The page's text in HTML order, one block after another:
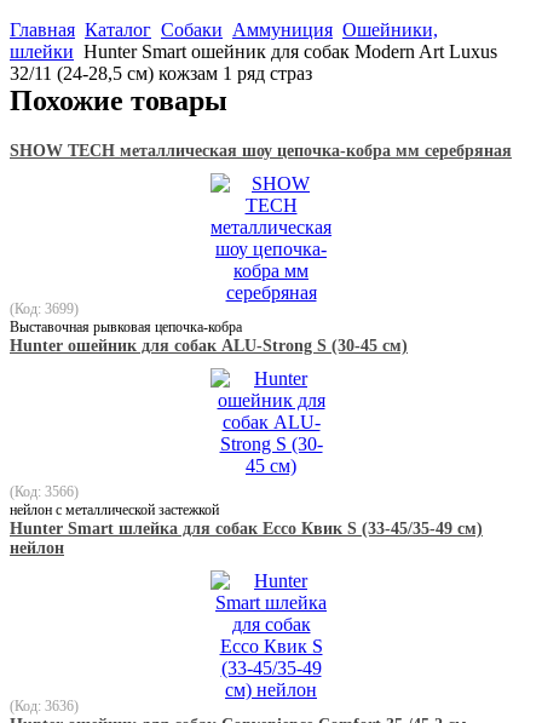
Главная Каталог Собаки Аммуниция Ошейники,
шлейки Hunter Smart ошейник для собак Modern Art Luxus
32/11 (24-28,5 см) кожзам 1 ряд страз
Похожие товары
SHOW TECH металлическая шоу цепочка-кобра мм серебряная
(Код: 3699)
Выставочная рывковая цепочка-кобра
Hunter ошейник для собак ALU-Strong S (30-45 см)
(Код: 3566)
нейлон с металлической застежкой
Hunter Smart шлейка для собак Ecco Квик S (33-45/35-49 см)
нейлон
(Код: 3636)